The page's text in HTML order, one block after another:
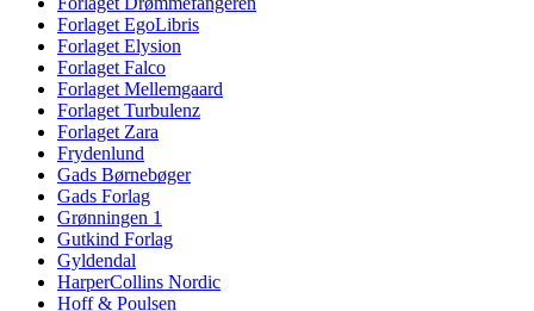
Forlaget EgoLibris
Forlaget Elysion
Forlaget Falco
Forlaget Mellemgaard
Forlaget Turbulenz
Forlaget Zara
Frydenlund
Gads Børnebøger
Gads Forlag
Grønningen 1
Gutkind Forlag
Gyldendal
HarperCollins Nordic
Hoff & Poulsen